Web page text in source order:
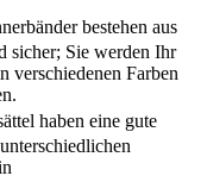
bestehen aus
sicher; Sie werden Ihr
verschiedenen Farben
haben eine gute